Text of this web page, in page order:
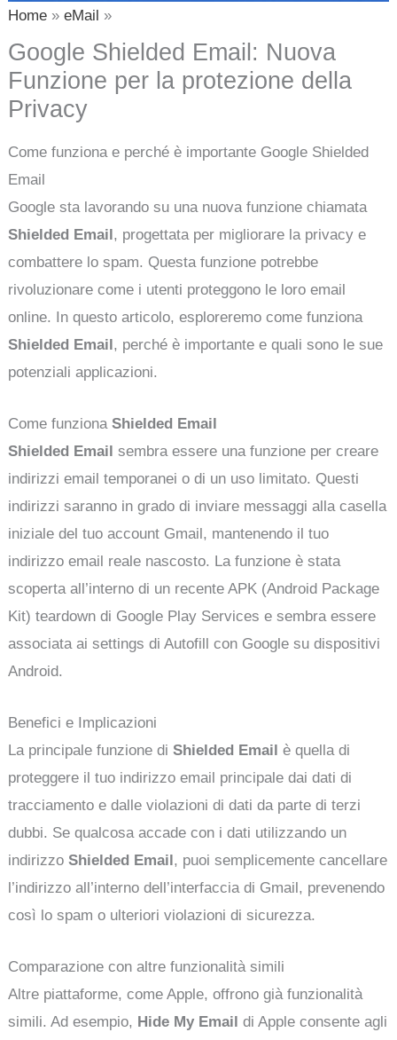
Home eMail
Google Shielded Email: Nuova
Funzione per la protezione della
Privacy
Come funziona e perché è importante Google Shielded
Email
Google sta lavorando su una nuova funzione chiamata
Shielded Email, progettata per migliorare la privacy e
combattere lo spam. Questa funzione potrebbe
rivoluzionare come i utenti proteggono le loro email
online. In questo articolo, esploreremo come funziona
Shielded Email, perché è importante e quali sono le sue
potenziali applicazioni.
Come funzionaShielded Email
Shielded Email sembra essere una funzione per creare
indirizzi email temporanei o di un uso limitato. Questi
indirizzi saranno in grado di inviare messaggi alla casella
iniziale del tuo account Gmail, mantenendo il tuo
indirizzo email reale nascosto. La funzione è stata
scoperta all’interno di un recente APK (Android Package
Kit) teardown di Google Play Services e sembra essere
associata ai settings di Autofill con Google su dispositivi
Android.
Benefici e Implicazioni
La principale funzione diShielded Email è quella di
proteggere il tuo indirizzo email principale dai dati di
tracciamento e dalle violazioni di dati da parte di terzi
dubbi. Se qualcosa accade con i dati utilizzando un
indirizzoShielded Email, puoi semplicemente cancellare
l’indirizzo all’interno dell’interfaccia di Gmail, prevenendo
così lo spam o ulteriori violazioni di sicurezza.
Comparazione con altre funzionalità simili
Altre piattaforme, come Apple, offrono già funzionalità
simili. Ad esempio, Hide My Email di Apple consente agli